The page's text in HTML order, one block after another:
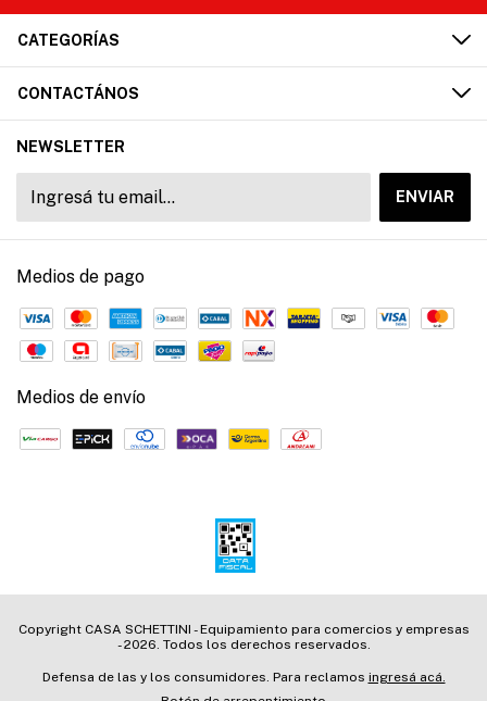
CATEGORÍAS
CONTACTÁNOS
NEWSLETTER
Medios de pago
Medios de envío
Copyright CASA SCHETTINI - Equipamiento para comercios y empresas
- 2026. Todos los derechos reservados.
Defensa de las y los consumidores. Para reclamos ingresá acá.